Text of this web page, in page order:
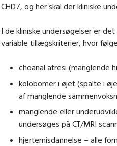
CHD7, og her skal der kliniske
I de kliniske undersøgelser er
variable tillægskriterier, hvor
choanal atresi (manglende
kolobomer i øjet (spalte i
af manglende
manglende eller
undersøges på CT/MRI
hjertemisdannelse – alle